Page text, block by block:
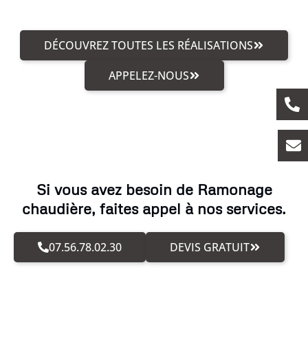
DÉCOUVREZ TOUTES LES RÉALISATIONS
APPELEZ-NOUS
Si vous avez besoin de Ramonage
chaudière, faites appel à nos services.
07.56.78.02.30 DEVIS GRATUIT